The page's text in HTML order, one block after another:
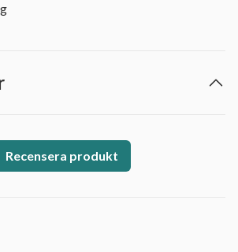
Recensera produkt